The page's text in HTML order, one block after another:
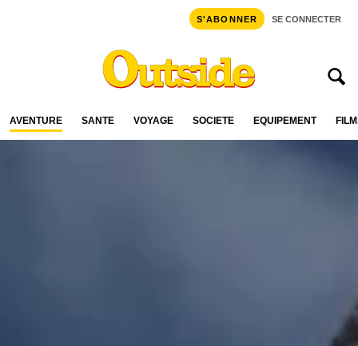
S'ABONNER SE CONNECTER
AVENTURE SANTÉ VOYAGE SOCIÉTÉ ÉQUIPEMENT